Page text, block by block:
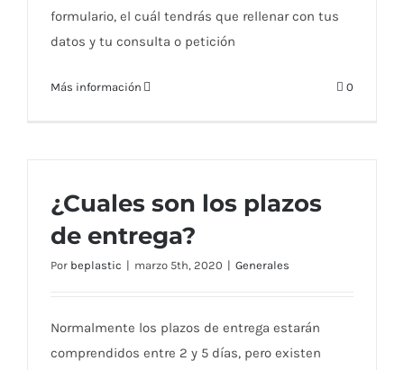
formulario, el cuál tendrás que rellenar con tus
datos y tu consulta o petición
Más información 0
¿Cuales son los plazos
de entrega?
Por beplastic | marzo 5th, 2020 | Generales
Normalmente los plazos de entrega estarán
comprendidos entre 2 y 5 días, pero existen